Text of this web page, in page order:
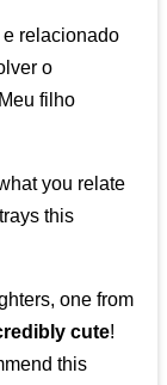
relacionado
o
filho
you relate
this
one from
cute!
this